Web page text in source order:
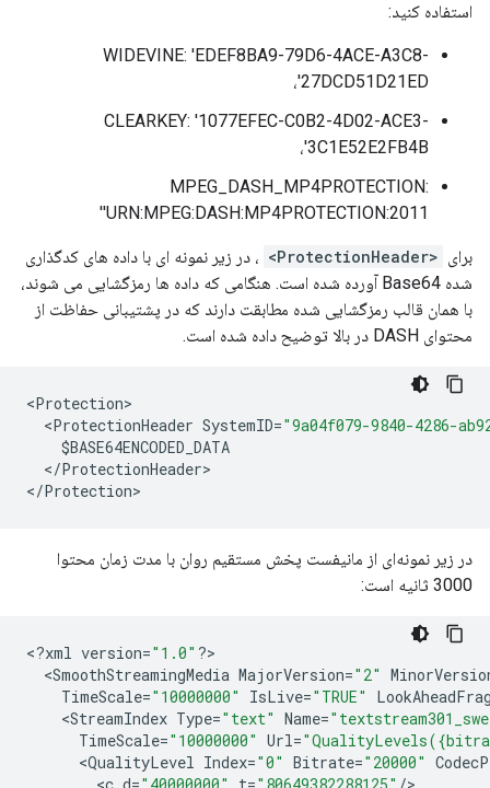
استفاده کنید:
WIDEVINE: 'EDEF8BA9-79D6-4ACE-A3C8-
27DCD51D21ED'،
CLEARKEY: '1077EFEC-C0B2-4D02-ACE3-
3C1E52E2FB4B'،
MPEG_DASH_MP4PROTECTION:
'URN:MPEG:DASH:MP4PROTECTION:2011'
برای <ProtectionHeader>
، در زیر نمونه ای با داده های کدگذاری
شده Base64 آورده شده است. هنگامی که داده ها رمزگشایی می شوند،
با همان قالب رمزگشایی شده مطابقت دارند که در پشتیبانی حفاظت از
محتوای DASH در بالا توضیح داده شده است.
<Protection
<ProtectionHeader SystemID="9a04f079-9840-4286-
$BASE64ENCODED_DATA
</ProtectionHeader>
</Protection
در زیر نمونه‌ای از مانیفست پخش مستقیم روان با مدت زمان محتوا
3000 ثانیه است:
<?xml version="1.0" ?
<SmoothStreamingMedia MajorVersion="2"
TimeScale="10000000" IsLive="TRUE"
<StreamIndex Type="text" Name=
TimeScale="10000000" Url=
<QualityLevel Index="0" Bitrate="20000"